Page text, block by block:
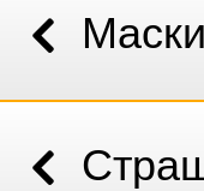
Маски